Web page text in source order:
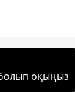
оқыңыз